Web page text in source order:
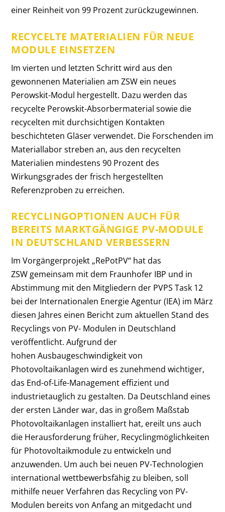
einer Reinheit von 99 Prozent zurückzugewinnen.
RECYCELTE MATERIALIEN FÜR NEUE
MODULE EINSETZEN
Im vierten und letzten Schritt wird aus den
gewonnenen Materialien am ZSW ein neues
Perowskit-Modul hergestellt. Dazu werden das
recycelte Perowskit-Absorbermaterial sowie die
recycelten mit durchsichtigen Kontakten
beschichteten Gläser verwendet. Die Forschenden im
Materiallabor streben an, aus den recycelten
Materialien mindestens 90 Prozent des
Wirkungsgrades der frisch hergestellten
Referenzproben zu erreichen.
RECYCLINGOPTIONEN AUCH FÜR
BEREITS MARKTGÄNGIGE PV-MODULE
IN DEUTSCHLAND VERBESSERN
Im Vorgängerprojekt „RePotPV“ hat das
ZSW gemeinsam mit dem Fraunhofer IBP und in
Abstimmung mit den Mitgliedern der PVPS Task 12
bei der Internationalen Energie Agentur (IEA) im März
diesen Jahres einen Bericht zum aktuellen Stand des
Recyclings von PV- Modulen in Deutschland
veröffentlicht. Aufgrund der
hohen Ausbaugeschwindigkeit von
Photovoltaikanlagen wird es zunehmend wichtiger,
das End-of-Life-Management effizient und
industrietauglich zu gestalten. Da Deutschland eines
der ersten Länder war, das in großem Maßstab
Photovoltaikanlagen installiert hat, ereilt uns auch
die Herausforderung früher, Recyclingmöglichkeiten
für Photovoltaikmodule zu entwickeln und
anzuwenden. Um auch bei neuen PV-Technologien
international wettbewerbsfähig zu bleiben, soll
mithilfe neuer Verfahren das Recycling von PV-
Modulen bereits von Anfang an mitgedacht und